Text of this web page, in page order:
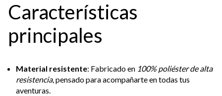
Características
principales
Material resistente: Fabricado en 100% poliéster de alta
resistencia, pensado para acompañarte en todas tus
aventuras.